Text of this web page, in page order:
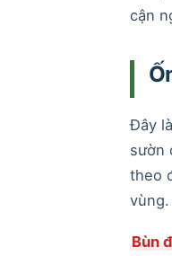
cận
Đây
sườn
theo
vùng.
Bùn